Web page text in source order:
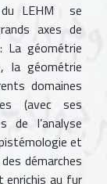
du LEHM se
axes de
La géométrie
la géométrie
domaines
(avec ses
de l’analyse
et
démarches
enrichis au fur